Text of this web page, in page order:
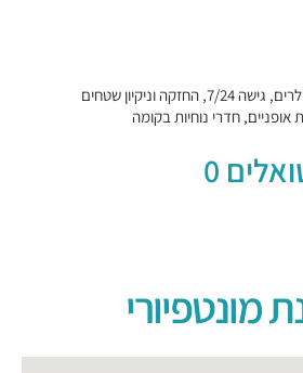
שומר בלובי, חשמל מיזוג צ'לרים, גישה 7/24, החזקה וניקיון שטחים
אופניים, חדרי נוחיות בקומה
0
מונטפיורי